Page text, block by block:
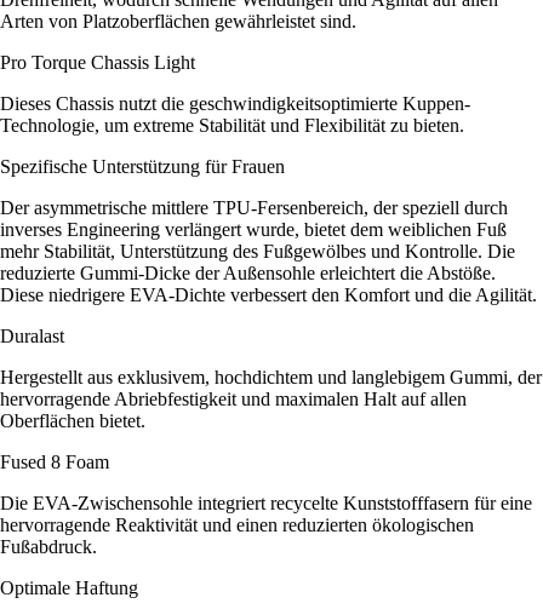
Arten von Platzoberflächen gewährleistet sind.
Pro Torque Chassis Light
Dieses Chassis nutzt die geschwindigkeitsoptimierte Kuppen-
Technologie, um extreme Stabilität und Flexibilität zu bieten.
Spezifische Unterstützung für Frauen
Der asymmetrische mittlere TPU-Fersenbereich, der speziell durch
inverses Engineering verlängert wurde, bietet dem weiblichen Fuß
mehr Stabilität, Unterstützung des Fußgewölbes und Kontrolle. Die
reduzierte Gummi-Dicke der Außensohle erleichtert die Abstöße.
Diese niedrigere EVA-Dichte verbessert den Komfort und die Agilität.
Duralast
Hergestellt aus exklusivem, hochdichtem und langlebigem Gummi, der
hervorragende Abriebfestigkeit und maximalen Halt auf allen
Oberflächen bietet.
Fused 8 Foam
Die EVA-Zwischensohle integriert recycelte Kunststofffasern für eine
hervorragende Reaktivität und einen reduzierten ökologischen
Fußabdruck.
Optimale Haftung